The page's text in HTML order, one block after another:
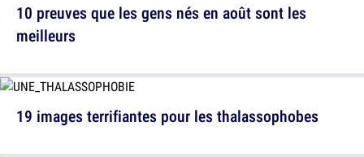
10 preuves que les gens nés en août sont les
meilleurs
19 images terrifiantes pour les thalassophobes